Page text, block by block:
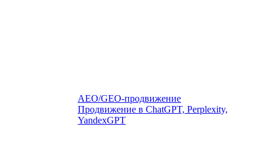
AEO/GEO-продвижение
Продвижение в ChatGPT, Perplexity,
YandexGPT